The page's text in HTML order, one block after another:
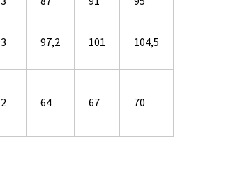
97,2 101 104,5
64 67 70